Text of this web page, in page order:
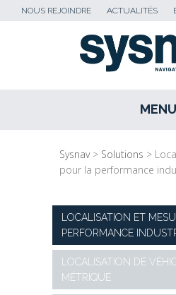
ACTUALITÉS
NOUS REJOINDRE
MENU
SKIP TO CONTENT
Sysnav> Solutions >
pour la performance
LOCALISATION ET
PERFORMANCE
LOCALISATION DE
MÉTRIQUE